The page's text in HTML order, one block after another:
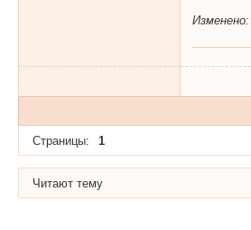
Изменено:
Страницы: 1
Читают тему